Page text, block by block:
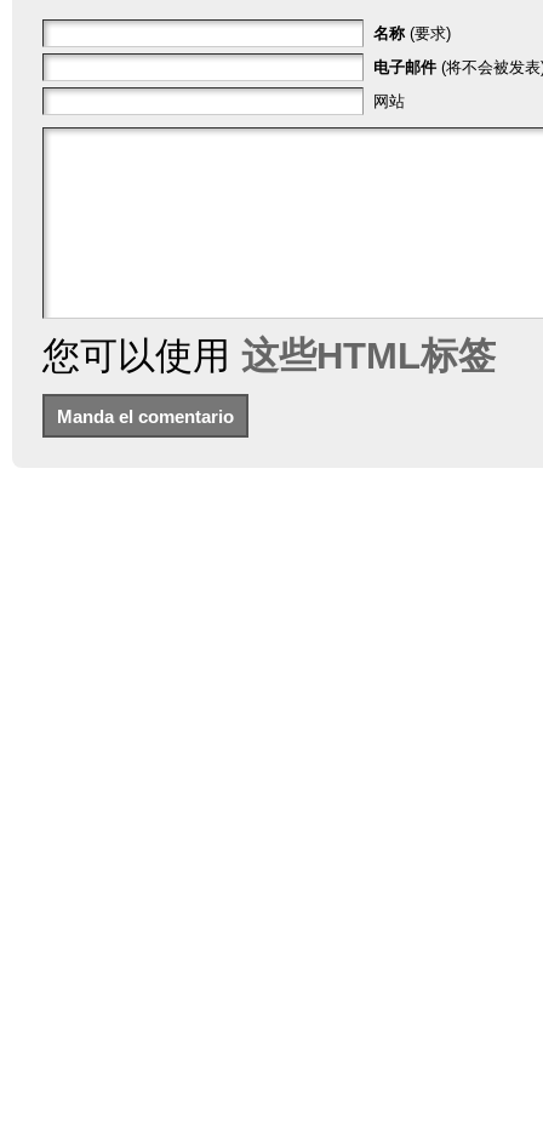
名称 (要求)
电子邮件 (将不会被发
网站
您可以使用 这些HTML标签